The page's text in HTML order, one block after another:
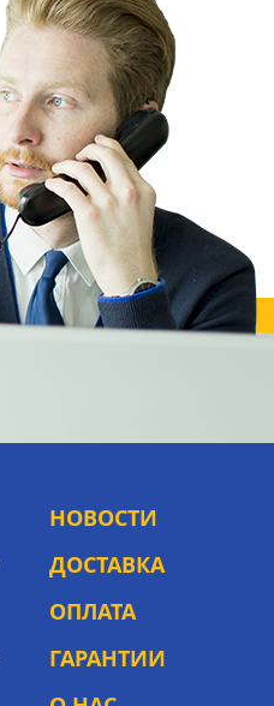
НОВОСТИ
ДОСТАВКА
ОПЛАТА
ГАРАНТИИ